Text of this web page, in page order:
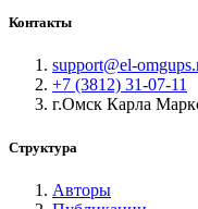
Контакты
support@el-
+7 (3812) 31-07-11
г.Омск Карла
Структура
Авторы